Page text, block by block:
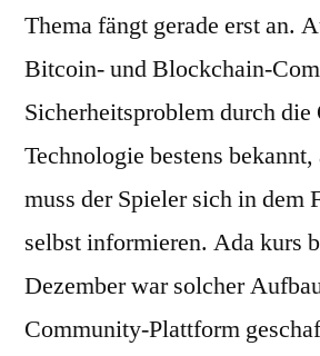
Thema fängt gerade erst an.
Bitcoin- und Blockchain-
Sicherheitsproblem durch die
Technologie bestens
muss der Spieler sich in dem
selbst informieren. Ada kurs
Dezember war solcher
Community-Plattform